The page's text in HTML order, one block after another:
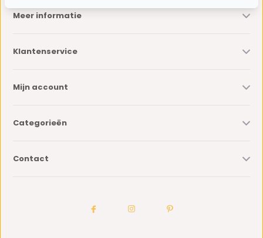
Meer informatie
Klantenservice
Mijn account
Categorieën
Contact